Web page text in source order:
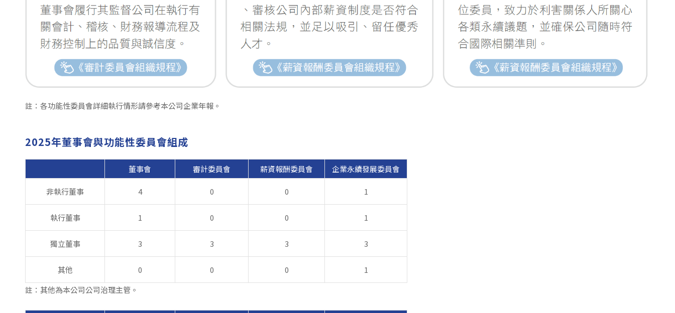
註：各功能性委員會詳細執行情形請參考本公司企業年報。
2025年董事會與功能性委員會組成
董事會 審計委員會 薪資報酬委員會 企業永續發展委員會
非執行董事 4 0 0 1
執行董事 1 0 0 1
獨立董事 3 3 3 3
其他 0 0 0
1
註：其他為本公司公司治理主管。